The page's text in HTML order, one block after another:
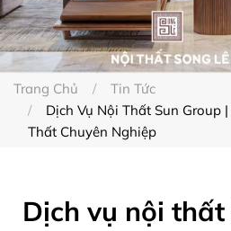
Trang Chủ
Tin Tức
Dịch Vụ Nội Thất Sun Group
Thất Chuyên Nghiệp
Dịch vụ nội